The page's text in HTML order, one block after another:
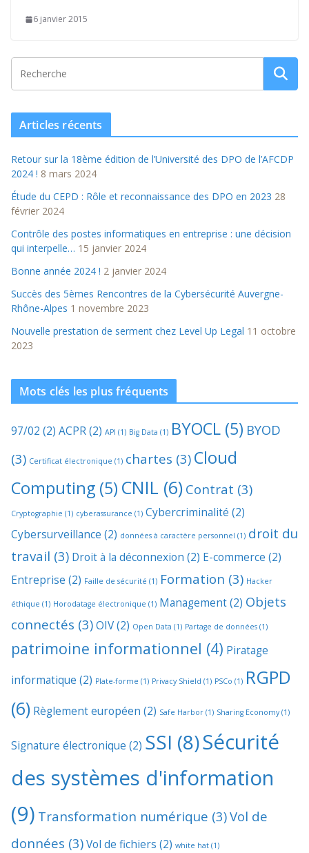
6 janvier 2015
Articles récents
Retour sur la 18ème édition de l’Université des DPO de l’AFCDP
2024 ! 8 mars 2024
Étude du CEPD : Rôle et reconnaissance des DPO en 2023 28
février 2024
Contrôle des postes informatiques en entreprise : une décision
qui interpelle… 15 janvier 2024
Bonne année 2024 ! 2 janvier 2024
Succès des 5èmes Rencontres de la Cybersécurité Auvergne-
Rhône-Alpes 1 novembre 2023
Nouvelle prestation de serment chez Level Up Legal 11 octobre
2023
Mots clés les plus fréquents
97/02 (2) ACPR(2) API (1) Big Data (1) BYOCL (5) BYOD
(3) Certificat électronique (1) chartes (3) Cloud
Computing (5) CNIL (6) Contrat (3)
Cryptographie (1) cyberassurance (1) Cybercriminalité (2)
Cybersurveillance (2) données à caractère personnel (1) droit du
travail (3) Droit à la déconnexion (2) E-commerce (2)
Entreprise (2) Faille de sécurité (1) Formation (3) Hacker
éthique (1) Horodatage électronique (1) Management(2) Objets
connectés (3)OIV(2) Open Data (1) Partage de données (1)
patrimoine informationnel (4) Piratage
informatique (2) Plate-forme (1) Privacy Shield (1) PSCo (1) RGPD
(6) Règlement européen (2) Safe Harbor (1) Sharing Economy(1)
Signature électronique (2) SSI (8)Sécurité
des systèmes d'information
(9) Transformation numérique (3)Vol de
données (3)Vol de fichiers (2) white hat (1)